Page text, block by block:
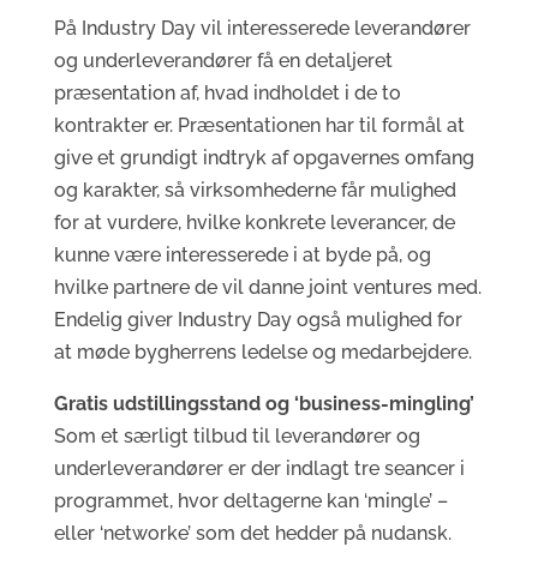
På Industry Day vil interesserede leverandører
og underleverandører få en detaljeret
præsentation af, hvad indholdet i de to
kontrakter er. Præsentationen har til formål at
give et grundigt indtryk af opgavernes omfang
og karakter, så virksomhederne får mulighed
for at vurdere, hvilke konkrete leverancer, de
kunne være interesserede i at byde på, og
hvilke partnere de vil danne joint ventures med.
Endelig giver Industry Day også mulighed for
at møde bygherrens ledelse og medarbejdere.
Gratis udstillingsstand og ‘business-mingling’
Som et særligt tilbud til leverandører og
underleverandører er der indlagt tre seancer i
programmet, hvor deltagerne kan ‘mingle’ –
eller ‘networke’ som det hedder på nudansk.